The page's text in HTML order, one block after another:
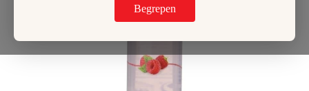
Begrepen